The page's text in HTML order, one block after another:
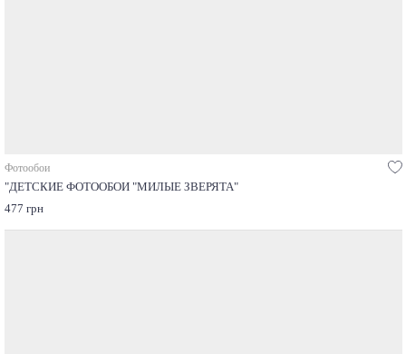
Фотообои
"ДЕТСКИЕ ФОТООБОИ "МИЛЫЕ ЗВЕРЯТА"
477 грн